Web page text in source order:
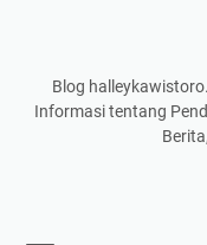
Blog
Informasi tentang